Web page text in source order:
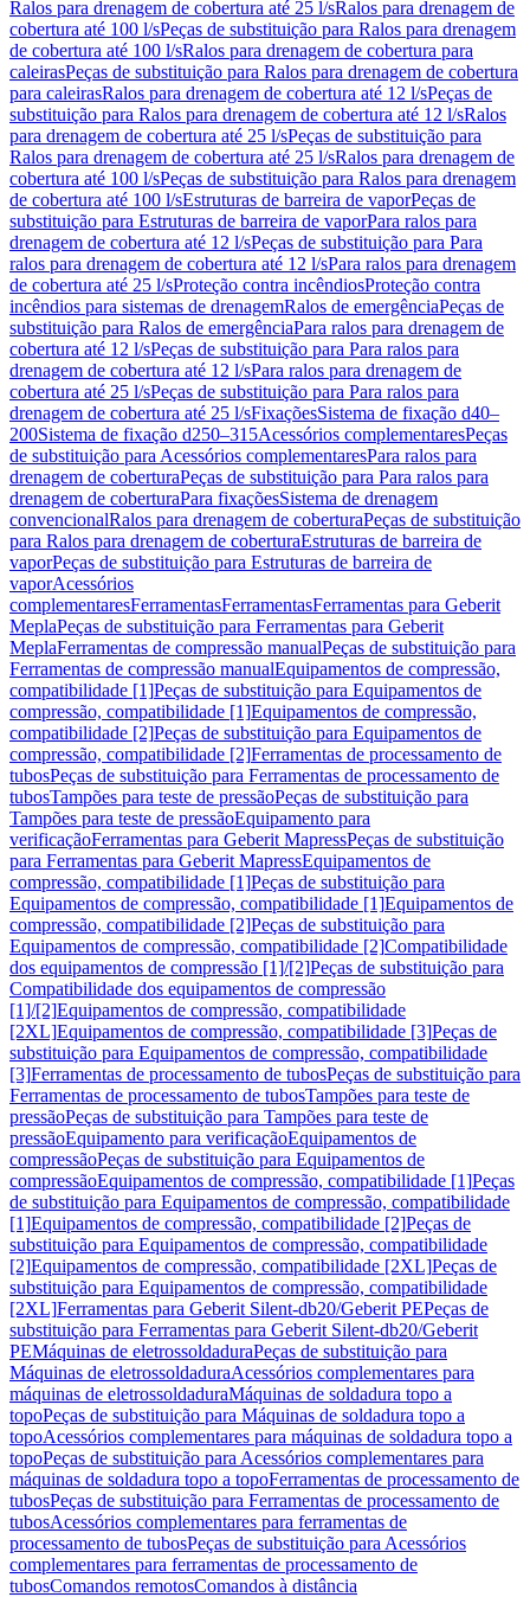
Ralos para drenagem de cobertura até 25 l/sRalos para drenagem de
cobertura até 100 l/sPeças de substituição para Ralos para drenagem
de cobertura até 100 l/sRalos para drenagem de cobertura para
caleirasPeças de substituição para Ralos para drenagem de cobertura
para caleirasRalos para drenagem de cobertura até 12 l/sPeças de
substituição para Ralos para drenagem de cobertura até 12 l/sRalos
para drenagem de cobertura até 25 l/sPeças de substituição para
Ralos para drenagem de cobertura até 25 l/sRalos para drenagem de
cobertura até 100 l/sPeças de substituição para Ralos para drenagem
de cobertura até 100 l/sEstruturas de barreira de vaporPeças de
substituição para Estruturas de barreira de vaporPara ralos para
drenagem de cobertura até 12 l/sPeças de substituição para Para
ralos para drenagem de cobertura até 12 l/sPara ralos para drenagem
de cobertura até 25 l/sProteção contra incêndiosProteção contra
incêndios para sistemas de drenagemRalos de emergênciaPeças de
substituição para Ralos de emergênciaPara ralos para drenagem de
cobertura até 12 l/sPeças de substituição para Para ralos para
drenagem de cobertura até 12 l/sPara ralos para drenagem de
cobertura até 25 l/sPeças de substituição para Para ralos para
drenagem de cobertura até 25 l/sFixaçõesSistema de fixação d40–
200Sistema de fixação d250–315Acessórios complementaresPeças
de substituição para Acessórios complementaresPara ralos para
drenagem de coberturaPeças de substituição para Para ralos para
drenagem de coberturaPara fixaçõesSistema de drenagem
convencionalRalos para drenagem de coberturaPeças de substituição
para Ralos para drenagem de coberturaEstruturas de barreira de
vaporPeças de substituição para Estruturas de barreira de
vaporAcessórios
complementaresFerramentasFerramentasFerramentas para Geberit
MeplaPeças de substituição para Ferramentas para Geberit
MeplaFerramentas de compressão manualPeças de substituição para
Ferramentas de compressão manualEquipamentos de compressão,
compatibilidade [1]Peças de substituição para Equipamentos de
compressão, compatibilidade [1]Equipamentos de compressão,
compatibilidade [2]Peças de substituição para Equipamentos de
compressão, compatibilidade [2]Ferramentas de processamento de
tubosPeças de substituição para Ferramentas de processamento de
tubosTampões para teste de pressãoPeças de substituição para
Tampões para teste de pressãoEquipamento para
verificaçãoFerramentas para Geberit MapressPeças de substituição
para Ferramentas para Geberit MapressEquipamentos de
compressão, compatibilidade [1]Peças de substituição para
Equipamentos de compressão, compatibilidade [1]Equipamentos de
compressão, compatibilidade [2]Peças de substituição para
Equipamentos de compressão, compatibilidade [2]Compatibilidade
dos equipamentos de compressão [1]/[2]Peças de substituição para
Compatibilidade dos equipamentos de compressão
[1]/[2]Equipamentos de compressão, compatibilidade
[2XL]Equipamentos de compressão, compatibilidade [3]Peças de
substituição para Equipamentos de compressão, compatibilidade
[3]Ferramentas de processamento de tubosPeças de substituição para
Ferramentas de processamento de tubosTampões para teste de
pressãoPeças de substituição para Tampões para teste de
pressãoEquipamento para verificaçãoEquipamentos de
compressãoPeças de substituição para Equipamentos de
compressãoEquipamentos de compressão, compatibilidade [1]Peças
de substituição para Equipamentos de compressão, compatibilidade
[1]Equipamentos de compressão, compatibilidade [2]Peças de
substituição para Equipamentos de compressão, compatibilidade
[2]Equipamentos de compressão, compatibilidade [2XL]Peças de
substituição para Equipamentos de compressão, compatibilidade
[2XL]Ferramentas para Geberit Silent-db20/Geberit PEPeças de
substituição para Ferramentas para Geberit Silent-db20/Geberit
PEMáquinas de eletrossoldaduraPeças de substituição para
Máquinas de eletrossoldaduraAcessórios complementares para
máquinas de eletrossoldaduraMáquinas de soldadura topo a
topoPeças de substituição para Máquinas de soldadura topo a
topoAcessórios complementares para máquinas de soldadura topo a
topoPeças de substituição para Acessórios complementares para
máquinas de soldadura topo a topoFerramentas de processamento de
tubosPeças de substituição para Ferramentas de processamento de
tubosAcessórios complementares para ferramentas de
processamento de tubosPeças de substituição para Acessórios
complementares para ferramentas de processamento de
tubosComandos remotosComandos à distância